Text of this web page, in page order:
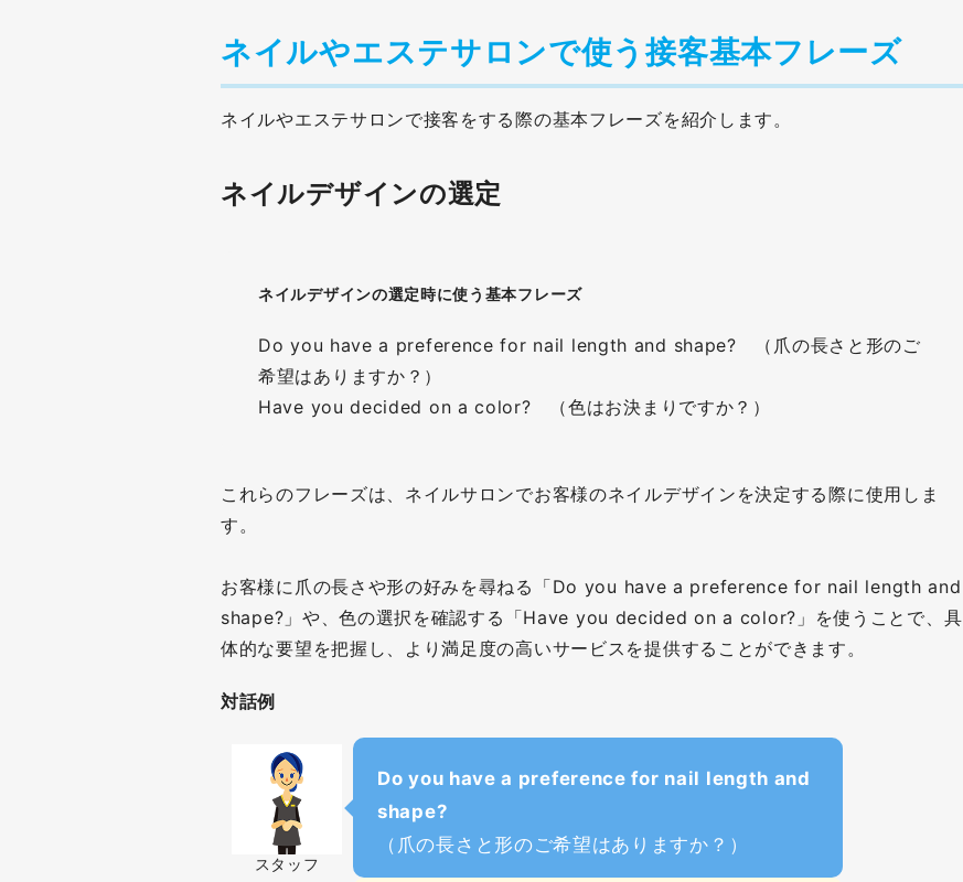
ネイルやエステサロンで使う接客基本フレーズ
ネイルやエステサロンで接客をする際の基本フレーズを紹介します。
ネイルデザインの選定
ネイルデザインの選定時に使う基本フレーズ
Do you have a preference for nail length and shape? （爪の長さと形のご
希望はありますか？）
Have you decided on a color? （色はお決まりですか？）
これらのフレーズは、ネイルサロンでお客様のネイルデザインを決定する際に使用しま
す。
お客様に爪の長さや形の好みを尋ねる「Do you have a preference for nail length and
shape?」や、色の選択を確認する「Have you decided on a color?」を使うことで、具
体的な要望を把握し、より満足度の高いサービスを提供することができます。
対話例
スタッフ
Do you have a preference for nail length and
shape?
（爪の長さと形のご希望はありますか？）